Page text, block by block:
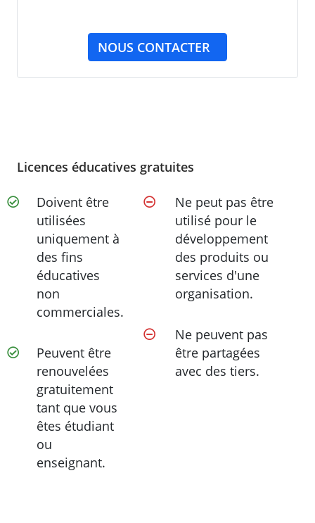
NOUS CONTACTER
Licences éducatives gratuites
Doivent être
utilisées
uniquement à
des fins
éducatives
non
commerciales.
Peuvent être
renouvelées
gratuitement
tant que vous
êtes étudiant
ou
enseignant.
Ne peut pas être
utilisé pour le
développement
des produits ou
services d'une
organisation.
Ne peuvent pas
être partagées
avec des tiers.